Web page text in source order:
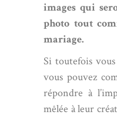
images qui
photo tout
mariage.
Si toutefois
vous pouvez
répondre à
mêlée à leur